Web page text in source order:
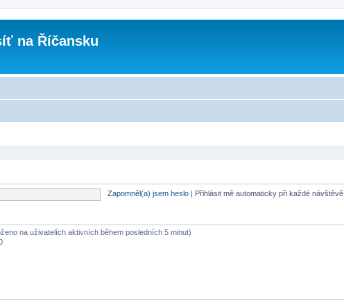
na Říčansku
Zapomněl(a) jsem heslo Přihlásit mě automaticky při každé návštěvě
na uživatelích aktivních během posledních 5 minut)